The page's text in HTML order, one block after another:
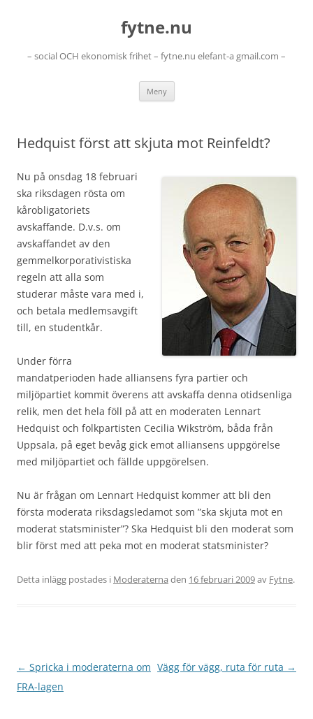
fytne.nu
– social OCH ekonomisk frihet – fytne.nu elefant-a gmail.com –
Meny
Hedquist först att skjuta mot Reinfeldt?
Nu på onsdag 18 februari
ska riksdagen rösta om
kårobligatoriets
avskaffande. D.v.s. om
avskaffandet av den
gemmelkorporativistiska
regeln att alla som
studerar måste vara med i,
och betala medlemsavgift
till, en studentkår.
Under förra
mandatperioden hade alliansens fyra partier och
miljöpartiet kommit överens att avskaffa denna otidsenliga
relik, men det hela föll på att en moderaten Lennart
Hedquist och folkpartisten Cecilia Wikström, båda från
Uppsala, på eget bevåg gick emot alliansens uppgörelse
med miljöpartiet och fällde uppgörelsen.
Nu är frågan om Lennart Hedquist kommer att bli den
första moderata riksdagsledamot som ”ska skjuta mot en
moderat statsminister”? Ska Hedquist bli den moderat som
blir först med att peka mot en moderat statsminister?
Detta inlägg postades i Moderaterna den 16 februari 2009av Fytne.
Inläggsnavigering
← Spricka i moderaterna om
FRA-lagen
Vägg för vägg, ruta för ruta →